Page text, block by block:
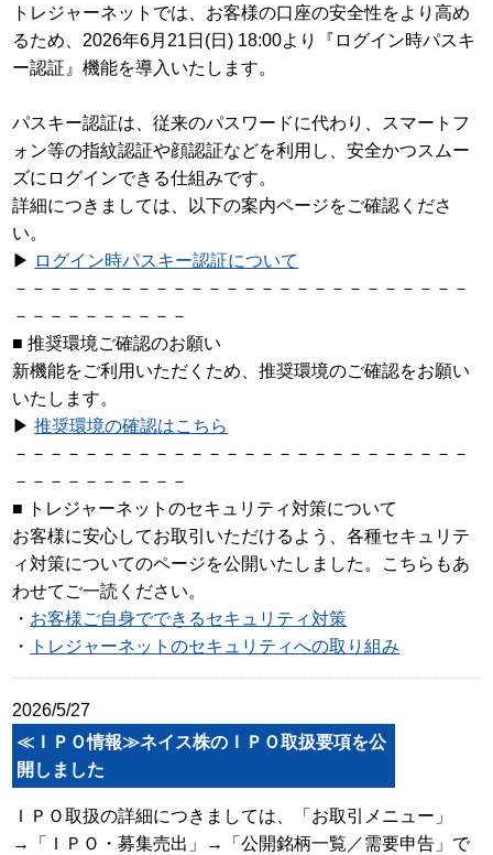
トレジャーネットでは、お客様の口座の安全性をより高め
るため、2026年6月21日(日) 18:00より『ログイン時パスキ
ー認証』機能を導入いたします。
パスキー認証は、従来のパスワードに代わり、スマートフ
ォン等の指紋認証や顔認証などを利用し、安全かつスムー
ズにログインできる仕組みです。
詳細につきましては、以下の案内ページをご確認くださ
い。
▶ ログイン時パスキー認証について
－－－－－－－－－－－－－－－－－－－－－－－－－－
－－－－－－－－－－
■ 推奨環境ご確認のお願い
新機能をご利用いただくため、推奨環境のご確認をお願い
いたします。
▶推奨環境の確認はこちら
－－－－－－－－－－－－－－－－－－－－－－－－－－
－－－－－－－－－－
■ トレジャーネットのセキュリティ対策について
お客様に安心してお取引いただけるよう、各種セキュリテ
ィ対策についてのページを公開いたしました。こちらもあ
わせてご一読ください。
・ お客様ご自身でできるセキュリティ対策
・
トレジャーネットのセキュリティへの取り組み
2026/5/27
≪ＩＰＯ情報≫ネイス株のＩＰＯ取扱要項を公
開しました
ＩＰＯ取扱の詳細につきましては、「お取引メニュー」
→「ＩＰＯ・募集売出」→「公開銘柄一覧／需要申告」で